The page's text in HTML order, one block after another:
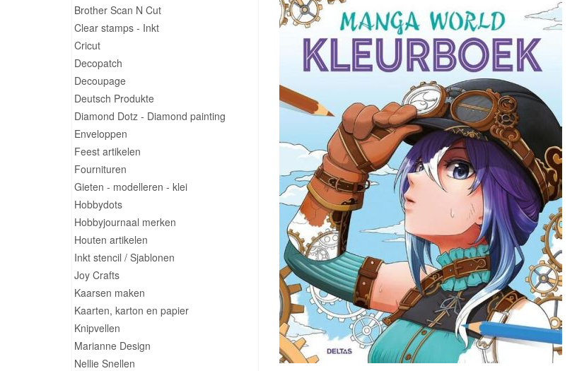
Brother Scan N Cut
Clear stamps - Inkt
Cricut
Decopatch
Decoupage
Deutsch Produkte
Diamond Dotz - Diamond painting
Enveloppen
Feest artikelen
Fournituren
Gieten - modelleren - klei
Hobbydots
Hobbyjournaal merken
Houten artikelen
Inkt stencil / Sjablonen
Joy Crafts
Kaarsen maken
Kaarten, karton en papier
Knipvellen
Marianne Design
Nellie Snellen